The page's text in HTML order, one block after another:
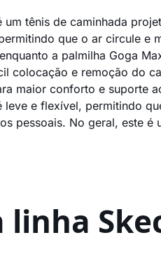
tênis de caminhada
que o ar circule e
a palmilha Goga
colocação e remoção do
maior conforto e suporte
e flexível, permitindo
pessoais. No geral, este
linha